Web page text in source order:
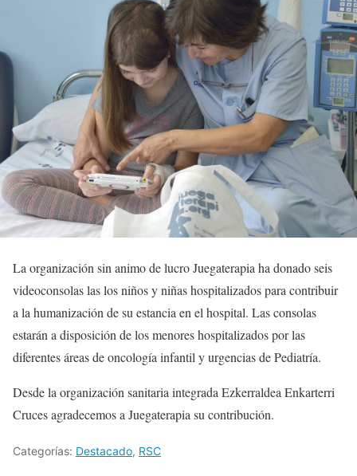
La organización sin animo de lucro Juegaterapia ha donado seis
videoconsolas las los niños y niñas hospitalizados para contribuir
a la humanización de su estancia en el hospital. Las consolas
estarán a disposición de los menores hospitalizados por las
diferentes áreas de oncología infantil y urgencias de Pediatría.
Desde la organización sanitaria integrada Ezkerraldea Enkarterri
Cruces agradecemos a Juegaterapia su contribución.
Categorías: Destacado, RSC